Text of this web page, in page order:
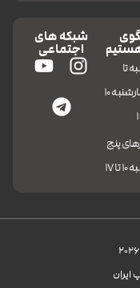
تا
چهارشنبه 10
پنج
تا 17
شبکه های
اجتماعی
ایران